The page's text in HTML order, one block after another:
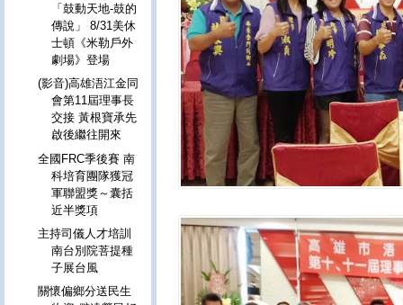
「鼓動天地-鼓的
傳說」 8/31美休
士頓《米勒戶外
劇場》登場
(影音)高雄浯江金同
會第11屆理事長
交接 黃根寶承先
啟後繼往開來
全國FRC季後賽 南
科培育團隊獲冠
軍聯盟獎～囊括
近半獎項
主持司儀人才培訓
南台別院菩提種
子展台風
關懷偏鄉分送民生